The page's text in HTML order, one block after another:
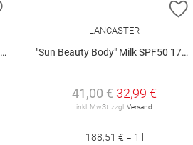
ZUR WUNSCHLISTE HINZUFÜGEN
LANCASTER
"Sun Beauty Body" Milk SPF50 175 ml
41,00 € 32,99 €
inkl. MwSt. zzgl.Versand
188,51 € = 1 l